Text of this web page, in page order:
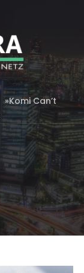
»Komi Can’t